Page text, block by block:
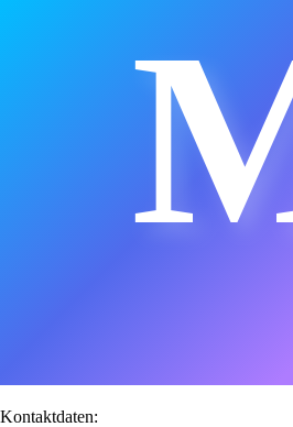
Kontaktdaten: